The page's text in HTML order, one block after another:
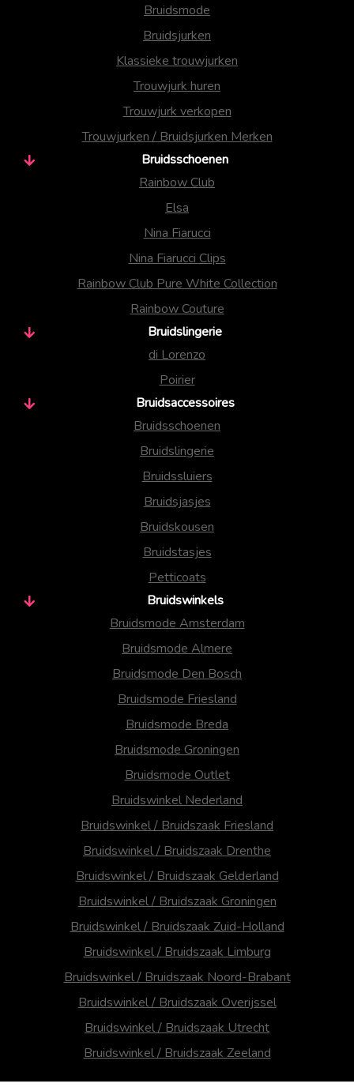
Bruidsmode
Bruidsjurken
Klassieke trouwjurken
Trouwjurk huren
Trouwjurk verkopen
Trouwjurken / Bruidsjurken Merken
Bruidsschoenen
Rainbow Club
Elsa
Nina Fiarucci
Nina Fiarucci Clips
Rainbow Club Pure White Collection
Rainbow Couture
Bruidslingerie
di Lorenzo
Poirier
Bruidsaccessoires
Bruidsschoenen
Bruidslingerie
Bruidssluiers
Bruidsjasjes
Bruidskousen
Bruidstasjes
Petticoats
Bruidswinkels
Bruidsmode Amsterdam
Bruidsmode Almere
Bruidsmode Den Bosch
Bruidsmode Friesland
Bruidsmode Breda
Bruidsmode Groningen
Bruidsmode Outlet
Bruidswinkel Nederland
Bruidswinkel / Bruidszaak Friesland
Bruidswinkel / Bruidszaak Drenthe
Bruidswinkel / Bruidszaak Gelderland
Bruidswinkel / Bruidszaak Groningen
Bruidswinkel / Bruidszaak Zuid-Holland
Bruidswinkel / Bruidszaak Limburg
Bruidswinkel / Bruidszaak Noord-Brabant
Bruidswinkel / Bruidszaak Overijssel
Bruidswinkel / Bruidszaak Utrecht
Bruidswinkel / Bruidszaak Zeeland